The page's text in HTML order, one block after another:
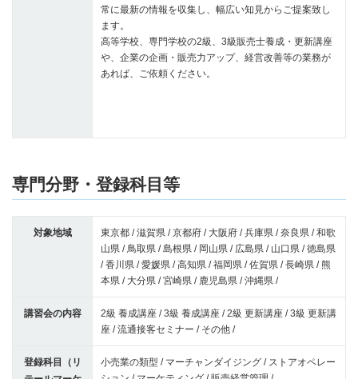
常に最新の情報を収集し、幅広い知見からご提案致し
ます。
高等学校、専門学校の2級、3級販売士養成・更新講座
や、企業の企画・販売力アップ、経営改善等の業務が
あれば、ご依頼ください。
専門分野・登録科目等
対象地域
東京都 / 滋賀県 / 京都府 / 大阪府 / 兵庫県 / 奈良県 / 和歌
山県 / 鳥取県 / 島根県 / 岡山県 / 広島県 / 山口県 / 徳島県
/ 香川県 / 愛媛県 / 高知県 / 福岡県 / 佐賀県 / 長崎県 / 熊
本県 / 大分県 / 宮崎県 / 鹿児島県 / 沖縄県 /
講習会の内容
2級 養成講座 / 3級 養成講座 / 2級 更新講座 / 3級 更新講
座 / 流通接客セミナー / その他 /
登録科目（リ
小売業の類型 / マーチャンダイジング / ストアオペレー